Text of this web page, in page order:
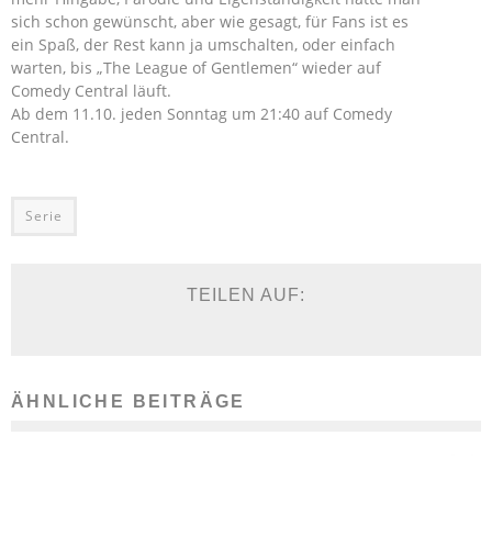
sich schon gewünscht, aber wie gesagt, für Fans ist es
ein Spaß, der Rest kann ja umschalten, oder einfach
warten, bis „The League of Gentlemen“ wieder auf
Comedy Central läuft.
Ab dem 11.10. jeden Sonntag um 21:40 auf Comedy
Central.
Serie
TEILEN AUF:
ÄHNLICHE BEITRÄGE